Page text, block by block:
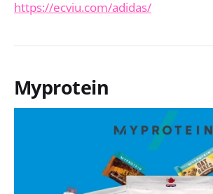
https://ecviu.com/adidas/
Myprotein